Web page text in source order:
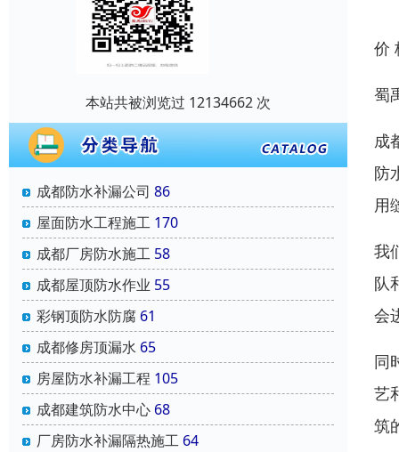
本站共被浏览过 12134662 次
成都防水补漏公司 86
屋面防水工程施工 170
成都厂房防水施工 58
成都屋顶防水作业 55
彩钢顶防水防腐 61
成都修房顶漏水 65
房屋防水补漏工程 105
成都建筑防水中心 68
厂房防水补漏隔热施工 64
价
蜀
成
防
用
我
队
会
同
艺
筑